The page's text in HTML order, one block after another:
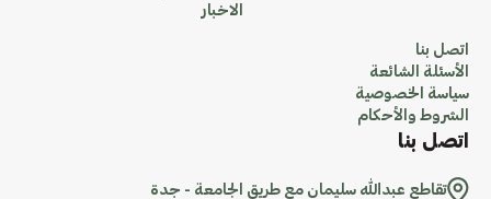
الاخبار
اتصل بنا
الأسئلة الشائعة
سياسة الخصوصية
الشروط والأحكام
اتصل بنا
تقاطع عبدالله سليمان مع طريق الجامعة - جدة